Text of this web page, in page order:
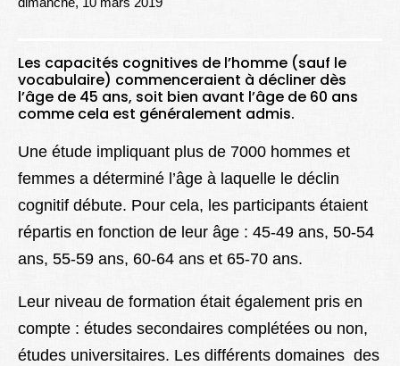
Better Health
Les capacités cognitives de l’homme (sauf le
vocabulaire) commenceraient à décliner dès
l’âge de 45 ans, soit bien avant l’âge de 60 ans
comme cela est généralement admis.
Une étude impliquant plus de 7000 hommes et
femmes a déterminé l’âge à laquelle le déclin
cognitif débute. Pour cela, les participants étaient
répartis en fonction de leur âge : 45-49 ans, 50-54
ans, 55-59 ans, 60-64 ans et 65-70 ans.
Leur niveau de formation était également pris en
compte : études secondaires complétées ou non,
études universitaires. Les différents domaines des